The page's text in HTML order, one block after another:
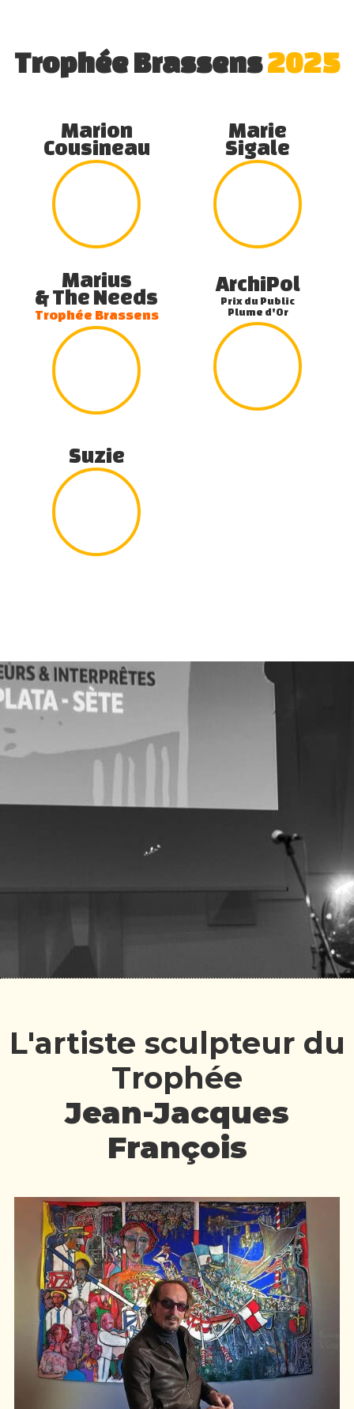
Trophée Brassens2025
Marion
Cousineau
Marie
Sigale
Marius
& The Needs
Trophée Brassens
ArchiPol
Prix du Public
Plume d'Or
Suzie
L'artiste sculpteur du
Trophée
Jean-Jacques
François